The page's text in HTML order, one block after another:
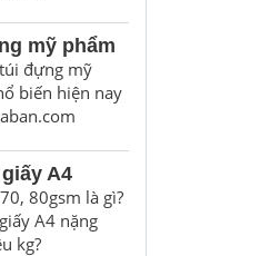
mỹ phẩm
đựng mỹ
biến hiện nay
A4
80gsm là gì?
A4 nặng
kg?